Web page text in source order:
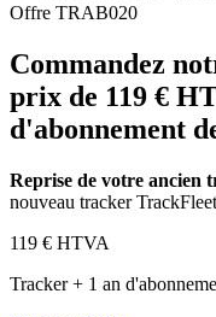
Offre TRAB020
Commandez
prix de 119 €
d'abonnement
Reprise de votre ancien
nouveau tracker
119 € HTVA
Tracker + 1 an